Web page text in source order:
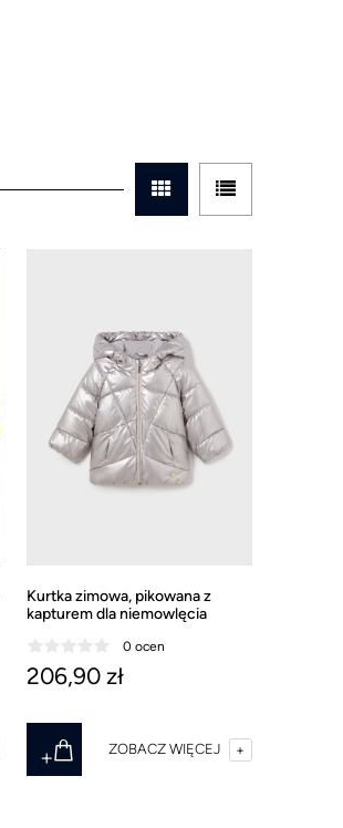
Kurtka zimowa, pikowana z
kapturem dla niemowlęcia
0 ocen
206,90 zł
ZOBACZ WIĘCEJ